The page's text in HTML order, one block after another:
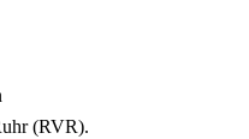
(RVR).